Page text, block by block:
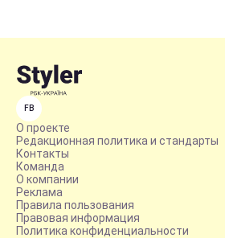
FB
О проекте
Редакционная политика и стандарты
Контакты
Команда
О компании
Реклама
Правила пользования
Правовая информация
Политика конфиденциальности